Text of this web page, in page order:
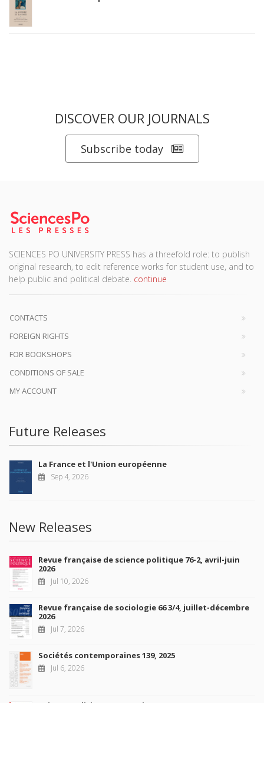
DISCOVER OUR JOURNALS
Subscribe today
SCIENCES PO UNIVERSITY PRESS has a threefold role: to publish
original research, to edit reference works for student use, and to
help public and political debate. continue
CONTACTS
FOREIGN RIGHTS
FOR BOOKSHOPS
CONDITIONS OF SALE
MY ACCOUNT
Future Releases
La France et l'Union européenne
Sep 4, 2026
New Releases
Revue française de science politique 76-2, avril-juin
2026
Jul 10, 2026
Revue française de sociologie 66 3/4, juillet-décembre
2026
Jul 7, 2026
Sociétés contemporaines 139, 2025
Jul 6, 2026
Raisons politiques 102, mai 2026